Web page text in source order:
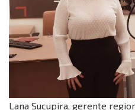
Lana Sucupira, gerente